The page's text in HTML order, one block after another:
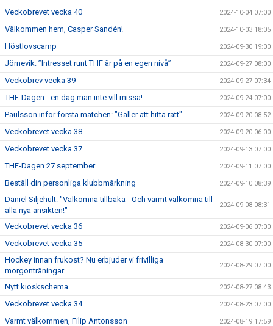
Veckobrevet vecka 40 2024-10-04 07:00
Välkommen hem, Casper Sandén! 2024-10-03 18:05
Höstlovscamp 2024-09-30 19:00
Jörnevik: ”Intresset runt THF är på en egen nivå” 2024-09-27 08:00
Veckobrev vecka 39 2024-09-27 07:34
THF-Dagen - en dag man inte vill missa! 2024-09-24 07:00
Paulsson inför första matchen: "Gäller att hitta rätt" 2024-09-20 08:52
Veckobrevet vecka 38 2024-09-20 06:00
Veckobrevet vecka 37 2024-09-13 07:00
THF-Dagen 27 september 2024-09-11 07:00
Beställ din personliga klubbmärkning 2024-09-10 08:39
Daniel Siljehult: "Välkomna tillbaka - Och varmt välkomna till
alla nya ansikten!"
2024-09-08 08:31
Veckobrevet vecka 36 2024-09-06 07:00
Veckobrevet vecka 35 2024-08-30 07:00
Hockey innan frukost? Nu erbjuder vi frivilliga
morgonträningar
2024-08-29 07:00
Nytt kioskschema 2024-08-27 08:43
Veckobrevet vecka 34 2024-08-23 07:00
Varmt välkommen, Filip Antonsson 2024-08-19 17:59